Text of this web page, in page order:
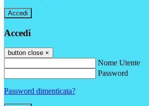
Accedi
Accedi
button close ×
Nome Utente
Password
Password dimenticata?